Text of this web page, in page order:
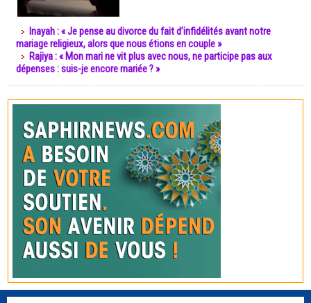
Inayah : « Je pense au divorce du fait d’infidélités avant notre
mariage religieux, alors que nous étions en couple »
Rajiya : « Mon mari ne vit plus avec nous, ne participe pas aux
dépenses : suis-je encore mariée ? »